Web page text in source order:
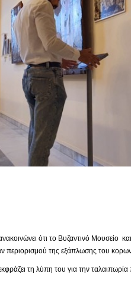
ότι το Βυζαντινό Μουσείο
περιορισμού της εξάπλωσης του
τη λύπη του για την ταλαιπωρία